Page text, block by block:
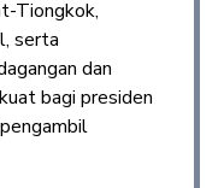
Tiongkok,
serta
dan
bagi presiden